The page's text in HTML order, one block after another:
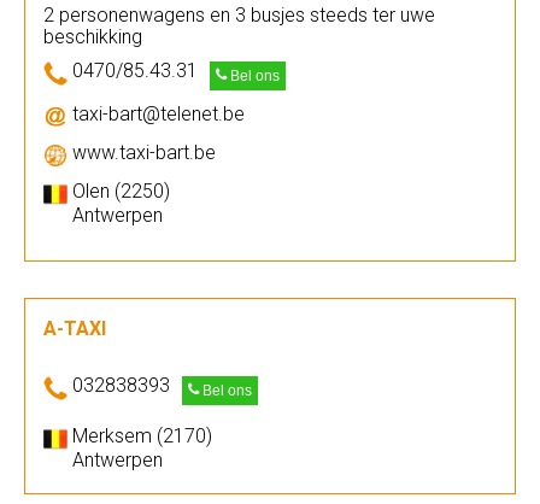
2 personenwagens en 3 busjes steeds ter uwe
beschikking
0470/85.43.31
Bel ons
taxi-bart@telenet.be
www.taxi-bart.be
Olen (2250)
Antwerpen
A-TAXI
032838393 Bel ons
Merksem (2170)
Antwerpen